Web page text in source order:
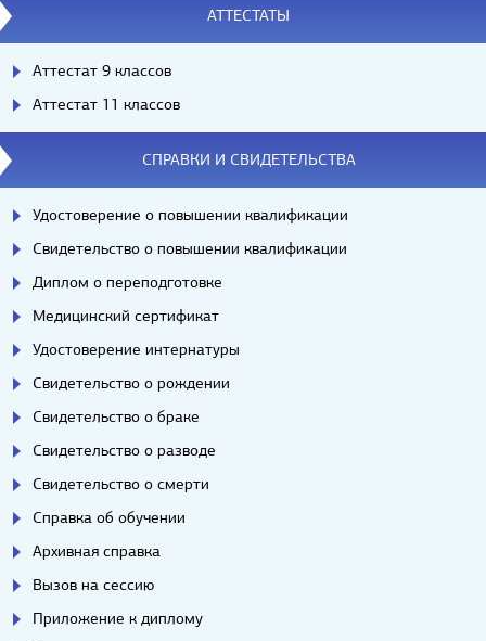
АТТЕСТАТЫ
Аттестат 9 классов
Аттестат 11 классов
СПРАВКИ И СВИДЕТЕЛЬСТВА
Удостоверение о повышении квалификации
Свидетельство о повышении квалификации
Диплом о переподготовке
Медицинский сертификат
Удостоверение интернатуры
Свидетельство о рождении
Свидетельство о браке
Свидетельство о разводе
Свидетельство о смерти
Справка об обучении
Архивная справка
Вызов на сессию
Приложение к диплому